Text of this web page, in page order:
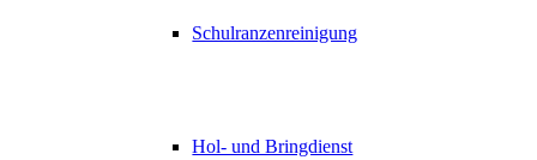
Schulranzenreinigung
Hol- und Bringdienst